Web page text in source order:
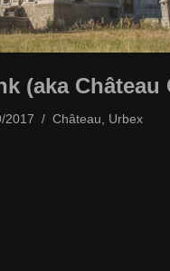
(aka Château
2017 Château, Urbex